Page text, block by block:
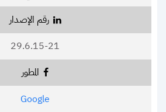
رقم الإصدار
29.6.15-21
المطور
Google